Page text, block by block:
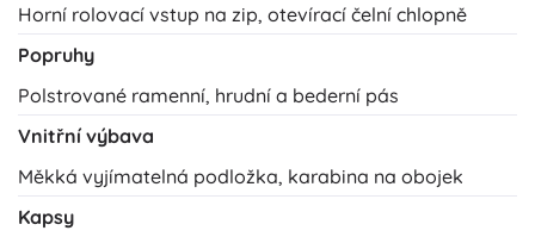
Horní rolovací vstup na zip, otevírací čelní chlopně
Popruhy
Polstrované ramenní, hrudní a bederní pás
Vnitřní výbava
Měkká vyjímatelná podložka, karabina na obojek
Kapsy